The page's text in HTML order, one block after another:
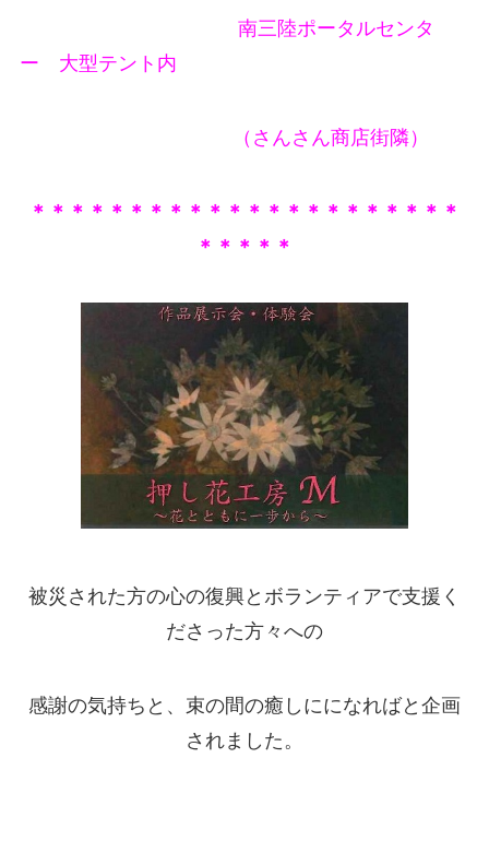
南三陸ポータルセンタ
ー 大型テント内
（さんさん商店街隣）
＊＊＊＊＊＊＊＊＊＊＊＊＊＊＊＊＊＊＊＊＊＊
＊＊＊＊＊
被災された方の心の復興とボランティアで支援く
ださった方々への
感謝の気持ちと、束の間の癒しにになればと企画
されました。